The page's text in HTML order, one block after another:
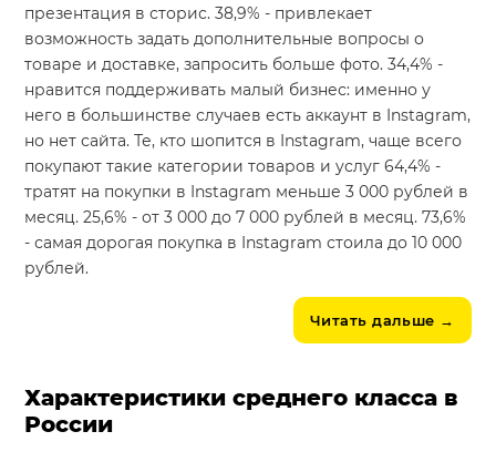
презентация в сторис. 38,9% - привлекает
возможность задать дополнительные вопросы о
товаре и доставке, запросить больше фото. 34,4% -
нравится поддерживать малый бизнес: именно у
него в большинстве случаев есть аккаунт в Instagram,
но нет сайта. Те, кто шопится в Instagram, чаще всего
покупают такие категории товаров и услуг 64,4% -
тратят на покупки в Instagram меньше 3 000 рублей в
месяц. 25,6% - от 3 000 до 7 000 рублей в месяц. 73,6%
- самая дорогая покупка в Instagram стоила до 10 000
рублей.
Читать дальше →
Характеристики среднего класса в
России